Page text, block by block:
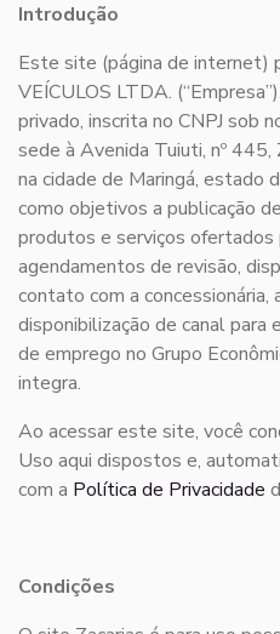
Introdução
Este site (página de internet)
VEÍCULOS LTDA.
privado, inscrita no CNPJ
sede à Avenida Tuiuti, nº
na cidade de Maringá, estado
como objetivos a publicação
produtos e serviços ofertados
agendamentos de revisão,
contato com a
disponibilização de canal para
de emprego no Grupo
integra.
Ao acessar este site, você
Uso aqui dispostos e,
com a Política de Privacidade
Condições